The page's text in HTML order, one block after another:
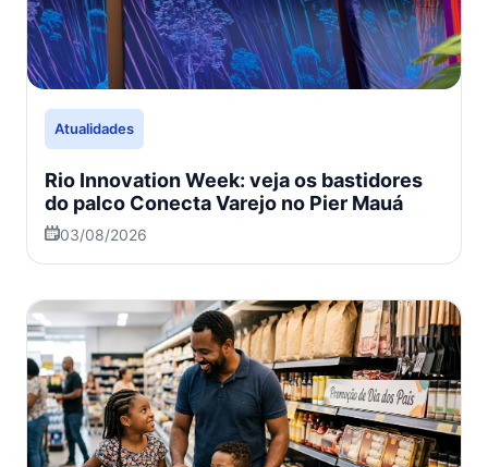
Atualidades
Rio Innovation Week: veja os bastidores
do palco Conecta Varejo no Pier Mauá
03/08/2026